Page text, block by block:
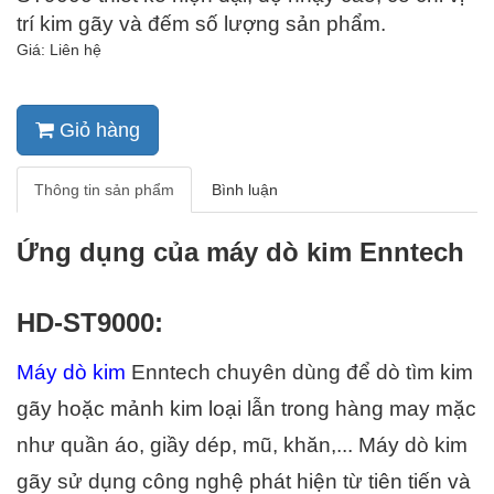
trí kim gãy và đếm số lượng sản phẩm.
Giá: Liên hệ
Giỏ hàng
Thông tin sản phẩm Bình luận
Ứng dụng của máy dò kim Enntech
HD-ST9000:
Máy dò kim Enntech chuyên dùng để dò tìm kim
gãy hoặc mảnh kim loại lẫn trong hàng may mặc
như quần áo, giầy dép, mũ, khăn,... Máy dò kim
gãy sử dụng công nghệ phát hiện từ tiên tiến và